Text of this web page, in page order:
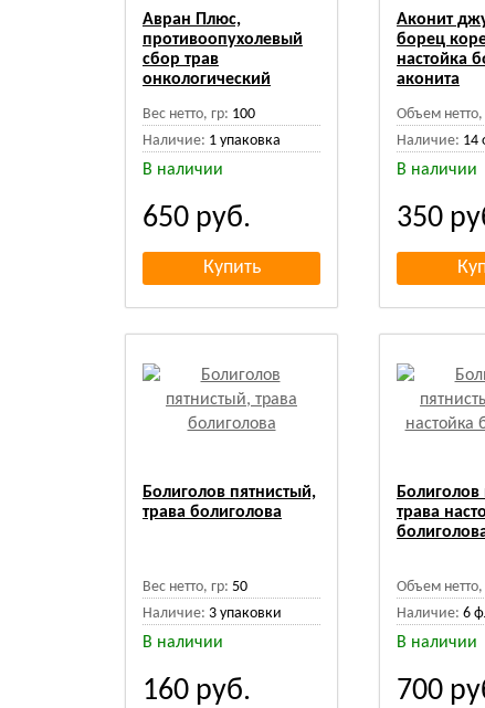
Авран Плюс,
противоопухолевый
сбор трав
онкологический
Вес нетто, гр: 100
Наличие: 1 упаковка
В наличии
650 руб.
Аконит
борец
настойка
аконита
Объем
Наличие: 14
В наличии
350
Болиголов пятнистый,
трава болиголова
Вес нетто, гр: 50
Наличие: 3 упаковки
В наличии
160 руб.
Болиголов
трава
Объем
Наличие: 6
В наличии
700